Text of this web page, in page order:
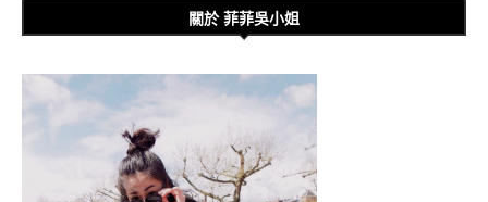
關於 菲菲吳小姐